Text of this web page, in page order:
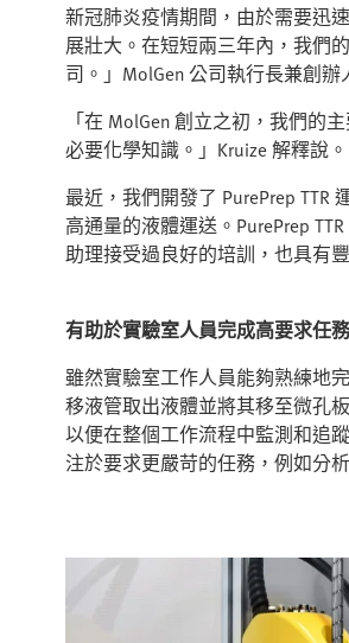
新冠肺炎疫情期間，由於需要迅
展壯大。在短短兩三年內，我們
司。」MolGen 公司執行長兼創辦
「在 MolGen 創立之初，我們
必要化學知識。」Kruize 解釋說。
最近，我們開發了 PurePrep
高通量的液體運送。PurePrep
助理接受過良好的培訓，也具有
有助於實驗室人員完成高要求任務
雖然實驗室工作人員能夠熟練地
移液管取出液體並將其移至微孔
以便在整個工作流程中監測和追
注於要求更嚴苛的任務，例如分